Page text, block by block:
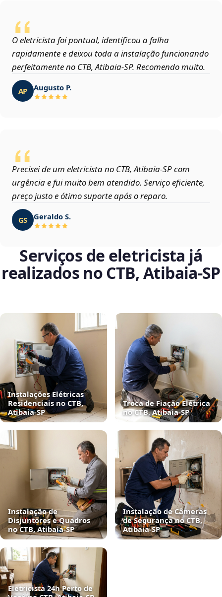
O eletricista foi pontual, identificou a falha
rapidamente e deixou toda a instalação funcionando
perfeitamente no CTB, Atibaia‑SP. Recomendo muito.
AP Augusto P.
Precisei de um eletricista no CTB, Atibaia‑SP com
urgência e fui muito bem atendido. Serviço eficiente,
preço justo e ótimo suporte após o reparo.
GS Geraldo S.
Serviços de eletricista já
realizados no CTB, Atibaia‑SP
Instalações Elétricas
Residenciais no CTB,
Atibaia‑SP
Troca de Fiação Elétrica
no CTB, Atibaia‑SP
Instalação de
Disjuntores e Quadros
no CTB, Atibaia‑SP
Instalação de Câmeras
de Segurança no CTB,
Atibaia‑SP
Eletricista 24h Perto de